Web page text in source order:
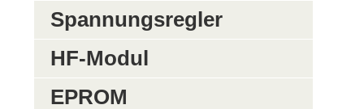
Spannungsregler
HF-Modul
EPROM